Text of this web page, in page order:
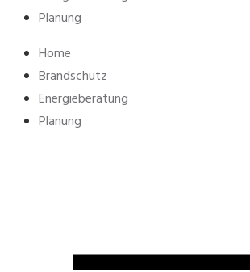
Planung
Home
Brandschutz
Energieberatung
Planung